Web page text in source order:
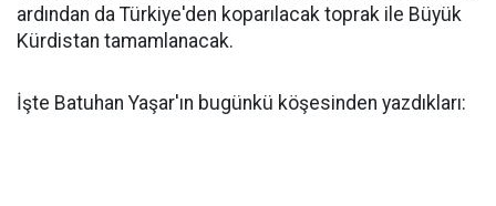
ardından da Türkiye'den koparılacak toprak ile Büyük
Kürdistan tamamlanacak.
İşte Batuhan Yaşar'ın bugünkü köşesinden yazdıkları: